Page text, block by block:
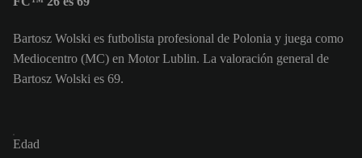
Bartosz Wolski es futbolista profesional de Polonia y juega como
Mediocentro (MC) en Motor Lublin. La valoración general de
Bartosz Wolski es 69.
Edad